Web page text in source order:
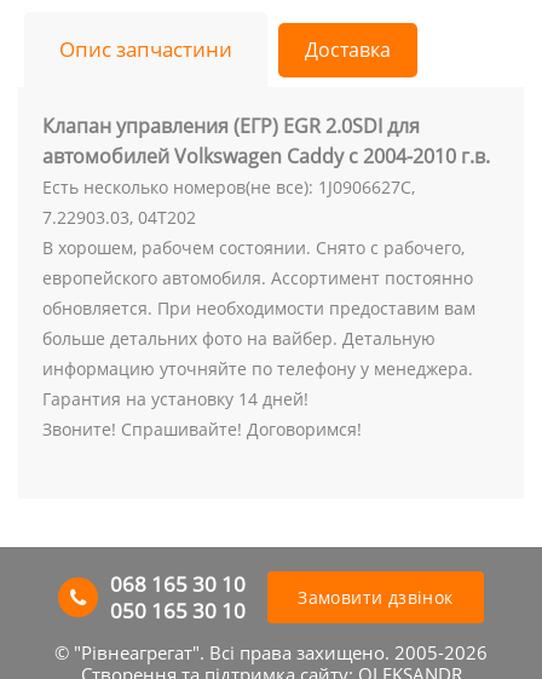
Опис запчастини Доставка
Клапан управления (ЕГР) EGR 2.0SDI для
автомобилей Volkswagen Caddy с 2004-2010 г.в.
Есть несколько номеров(не все): 1J0906627C,
7.22903.03, 04Т202
В хорошем, рабочем состоянии. Снято с рабочего,
европейского автомобиля. Ассортимент постоянно
обновляется. При необходимости предоставим вам
больше детальних фото на вайбер. Детальную
информацию уточняйте по телефону у менеджера.
Гарантия на установку 14 дней!
Звоните! Спрашивайте! Договоримся!
© "Рівнеагрегат". Всі права захищено. 2005-2026
Створення та підтримка сайту: OLEKSANDR
068 165 30 10
050 165 30 10
Замовити дзвінок